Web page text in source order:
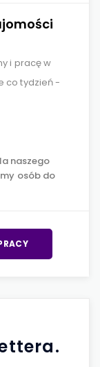
i pracę w
co tydzień -
naszego
osób do